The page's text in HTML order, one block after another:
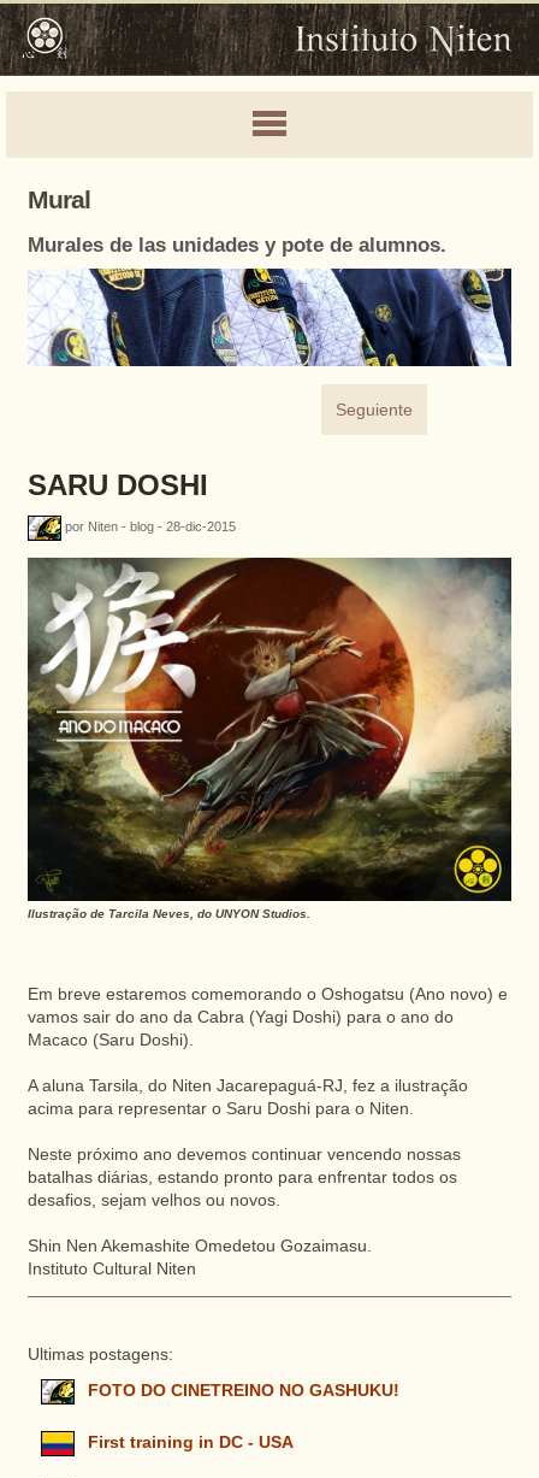
Mural
Murales de las unidades y pote de alumnos.
Seguiente
SARU DOSHI
por Niten - blog - 28-dic-2015
Ilustração de Tarcila Neves, do UNYON Studios.
Em breve estaremos comemorando o Oshogatsu (Ano novo) e
vamos sair do ano da Cabra (Yagi Doshi) para o ano do
Macaco (Saru Doshi).
A aluna Tarsila, do Niten Jacarepaguá-RJ, fez a ilustração
acima para representar o Saru Doshi para o Niten.
Neste próximo ano devemos continuar vencendo nossas
batalhas diárias, estando pronto para enfrentar todos os
desafios, sejam velhos ou novos.
Shin Nen Akemashite Omedetou Gozaimasu.
Instituto Cultural Niten
Ultimas postagens:
FOTO DO CINETREINO NO GASHUKU!
First training in DC - USA